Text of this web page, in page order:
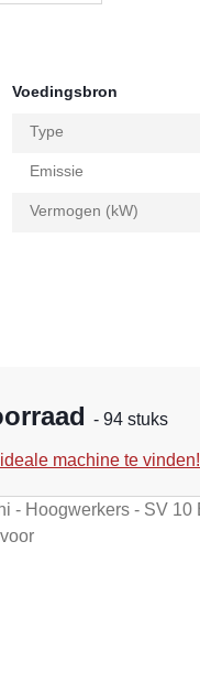
Voedingsbron
Type
Emissie
Vermogen (kW)
- 94 stuks
machine te vinden!